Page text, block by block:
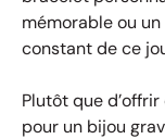
mémorable ou
constant de ce
Plutôt que
pour un bijou